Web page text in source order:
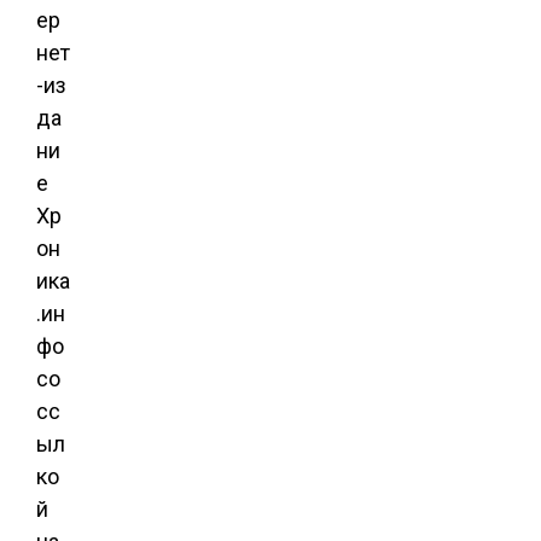
ер
нет
-из
да
ни
е
Хр
он
ика
.ин
фо
со
сс
ыл
ко
й